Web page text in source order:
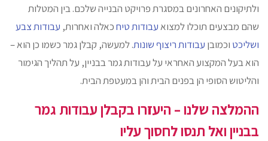
ולתיקונים האחרונים במסגרת פרויקט הבנייה שלכם. בין המטלות
שהם מבצעים תוכלו למצואעבודות טיחכאלה ואחרות, עבודות צבע
ושליכט וכמובן עבודות ריצוף שונות. למעשה, קבלן גמר כשמו כן הוא –
הוא בעל המקצוע האחראי על עבודות גמר בבניין, על תהליך הגימור
והליטוש הסופי הן בפנים הבית והן במעטפת הבית.
ההמלצה שלנו – היעזרו בקבלן עבודות גמר
בבניין ואל תנסו לחסוך עליו